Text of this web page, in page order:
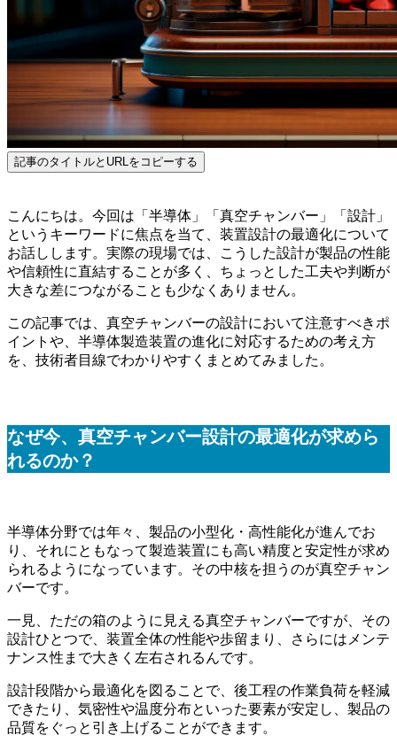
記事のタイトルとURLをコピーする
こんにちは。今回は「半導体」「真空チャンバー」「設計」
というキーワードに焦点を当て、装置設計の最適化について
お話しします。実際の現場では、こうした設計が製品の性能
や信頼性に直結することが多く、ちょっとした工夫や判断が
大きな差につながることも少なくありません。
この記事では、真空チャンバーの設計において注意すべきポ
イントや、半導体製造装置の進化に対応するための考え方
を、技術者目線でわかりやすくまとめてみました。
なぜ今、真空チャンバー設計の最適化が求めら
れるのか？
半導体分野では年々、製品の小型化・高性能化が進んでお
り、それにともなって製造装置にも高い精度と安定性が求め
られるようになっています。その中核を担うのが真空チャン
バーです。
一見、ただの箱のように見える真空チャンバーですが、その
設計ひとつで、装置全体の性能や歩留まり、さらにはメンテ
ナンス性まで大きく左右されるんです。
設計段階から最適化を図ることで、後工程の作業負荷を軽減
できたり、気密性や温度分布といった要素が安定し、製品の
品質をぐっと引き上げることができます。